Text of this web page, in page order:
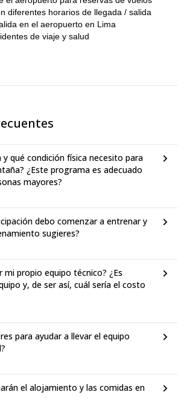
diferentes horarios de llegada / salida
en el aeropuerto en Lima
de viaje y salud
en Lima y Huaraz
aérea doméstica LC-Peru
2 noches en Lima
4 noches en Huaraz
aeropuerto en Lima al Hotel
(como botas, piolet, crampones, arnés,
y qué condición física necesito para
¿Este programa es adecuado
mayores?
debo comenzar a entrenar y
sugieres?
mi propio equipo técnico? ¿Es
y, de ser así, cuál sería el costo
para ayudar a llevar el equipo
el alojamiento y las comidas en